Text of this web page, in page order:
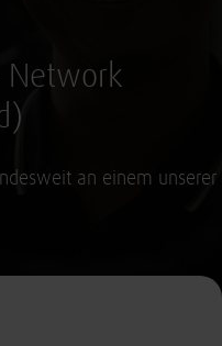
Network
an einem unserer